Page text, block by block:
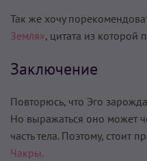
Так же хочу
Земля», цитата из которой
Заключение
Повторюсь, что Эго
Но выражаться оно может
часть тела. Поэтому, стоит
Чакры.